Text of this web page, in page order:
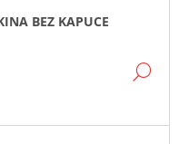
BEZ KAPUCE